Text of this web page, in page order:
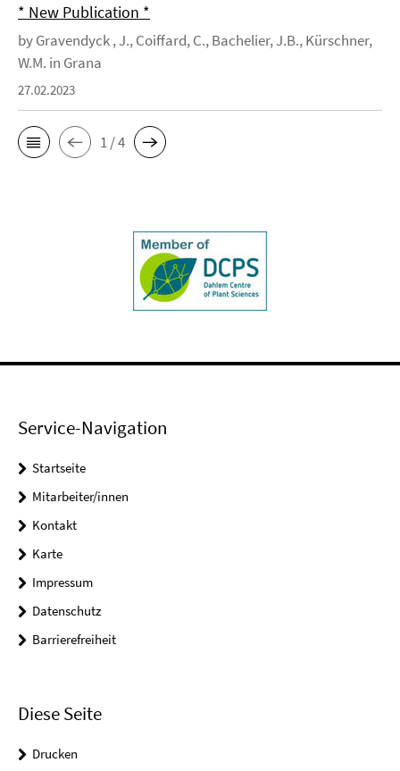
* New Publication *
by Gravendyck , J., Coiffard, C., Bachelier, J.B., Kürschner,
W.M. in Grana
27.02.2023
1 / 4
Service-Navigation
Startseite
Mitarbeiter/innen
Kontakt
Karte
Impressum
Datenschutz
Barrierefreiheit
Diese Seite
Drucken